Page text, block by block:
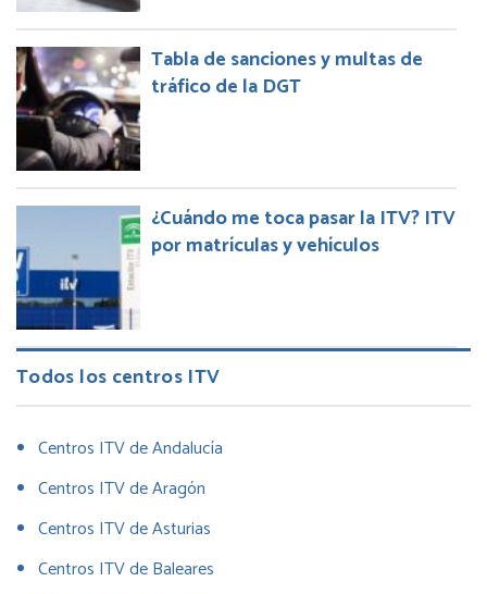
Tabla de sanciones y multas de
tráfico de la DGT
¿Cuándo me toca pasar la ITV? ITV
por matrículas y vehículos
Todos los centros ITV
Centros ITV de Andalucía
Centros ITV de Aragón
Centros ITV de Asturias
Centros ITV de Baleares